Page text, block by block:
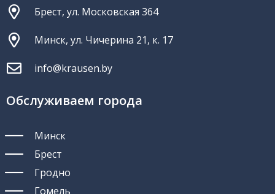
Брест, ул. Московская 364
Минск, ул. Чичерина 21, к. 17
info@krausen.by
Обслуживаем города
Минск
Брест
Гродно
Гомель